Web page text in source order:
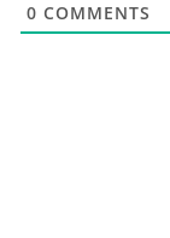
0 COMMENTS